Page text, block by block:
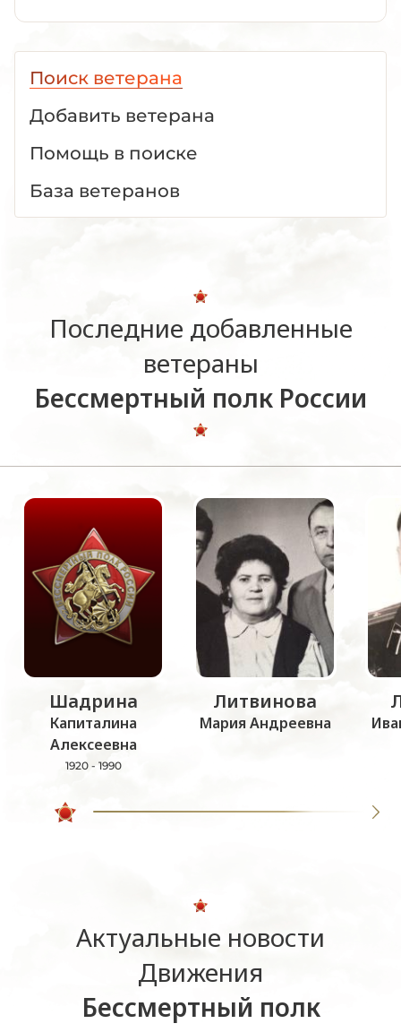
Поиск ветерана
Добавить ветерана
Помощь в поиске
База ветеранов
Последние добавленные
ветераны
Бессмертный полк России
Шадрина
Капиталина
Алексеевна
1920 - 1990
Литвинова
Мария Андреевна
Актуальные новости
Движения
Бессмертный полк